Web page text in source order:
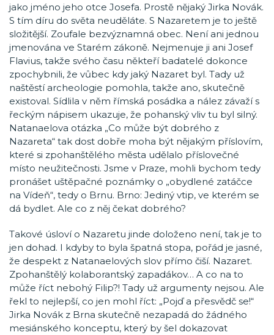
jako jméno jeho otce Josefa. Prostě nějaký Jirka Novák.
S tím díru do světa neuděláte. S Nazaretem je to ještě
složitější. Zoufale bezvýznamná obec. Není ani jednou
jmenována ve Starém zákoně. Nejmenuje ji ani Josef
Flavius, takže svého času někteří badatelé dokonce
zpochybnili, že vůbec kdy jaký Nazaret byl. Tady už
naštěstí archeologie pomohla, takže ano, skutečně
existoval. Sídlila v něm římská posádka a nález závaží s
řeckým nápisem ukazuje, že pohanský vliv tu byl silný.
Natanaelova otázka „Co může být dobrého z
Nazareta“ tak dost dobře moha být nějakým příslovím,
které si zpohanštělého města udělalo příslovečné
místo neužitečnosti. Jsme v Praze, mohli bychom tedy
pronášet uštěpačné poznámky o „obydlené zatáčce
na Vídeň“, tedy o Brnu. Brno: Jediný vtip, ve kterém se
dá bydlet. Ale co z něj čekat dobrého?
Takové úsloví o Nazaretu jinde doloženo není, tak je to
jen dohad. I kdyby to byla špatná stopa, pořád je jasné,
že despekt z Natanaelových slov přímo čiší. Nazaret.
Zpohanštělý kolaborantský zapadákov… A co na to
může říct nebohý Filip?! Tady už argumenty nejsou. Ale
řekl to nejlepší, co jen mohl říct: „Pojď a přesvědč se!“
Jirka Novák z Brna skutečně nezapadá do žádného
mesiánského konceptu, který by šel dokazovat